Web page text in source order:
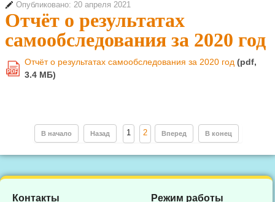
Опубликовано: 20 апреля 2021
Отчёт о результатах
самообследования за 2020 год
PDF
Отчёт о результатах самообследования за 2020 год (pdf,
3.4 MБ)
В начало Назад 1 2 Вперед В конец
Контакты Режим работы